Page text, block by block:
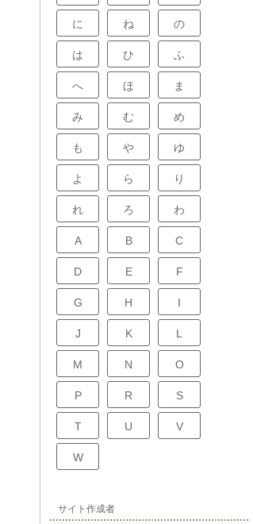
に ね の
は ひ ふ
へ ほ ま
み む め
も や ゆ
よ ら り
れ ろ わ
A B C
D E F
G H I
J K L
M N O
P R S
T U V
W
サイト作成者